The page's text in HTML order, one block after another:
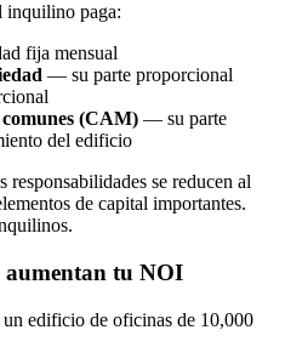
inquilino paga:
fija mensual
— su parte proporcional
(CAM) — su parte
del edificio
se reducen al
de capital importantes.
aumentan tu NOI
edificio de oficinas de 10,000